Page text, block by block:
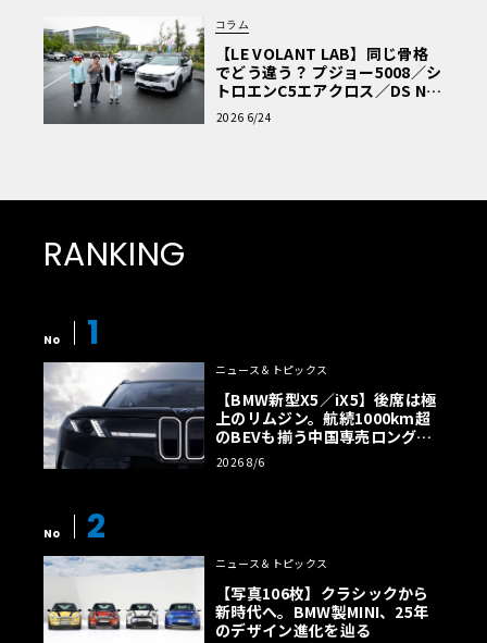
コラム
【LE VOLANT LAB】同じ骨格
でどう違う？ プジョー5008／シ
トロエンC5エアクロス／DS Nº4
読者一気乗りレポート
2026 6/24
RANKING
No 1
ニュース＆トピックス
【BMW新型X5／iX5】後席は極
上のリムジン。航続1000km超
のBEVも揃う中国専売ロング仕
様の全貌
2026 8/6
No 2
ニュース＆トピックス
【写真106枚】クラシックから
新時代へ。BMW製MINI、25年
のデザイン進化を辿る